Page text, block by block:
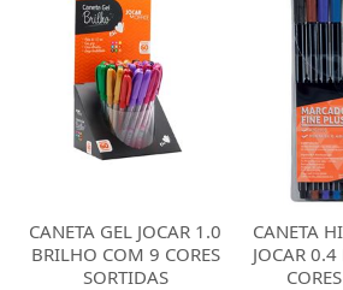
CANETA GEL JOCAR 1.0
BRILHO COM 9 CORES
SORTIDAS
CANETA
JOCAR